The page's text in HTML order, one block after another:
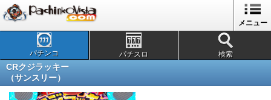
メニュー
パチンコ パチスロ 検索
CRクジラッキー
（サンスリー）